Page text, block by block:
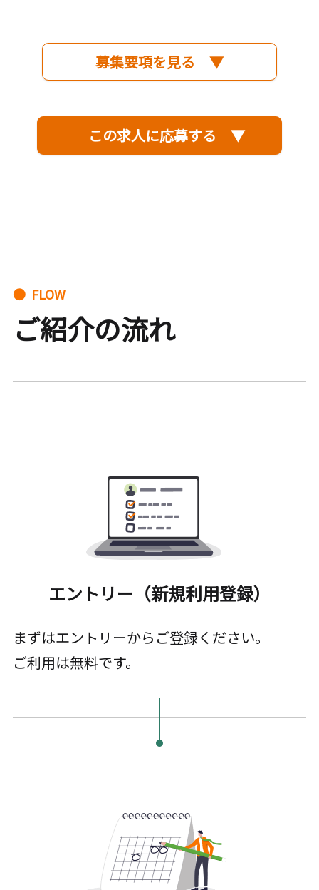
募集要項を見る ▼
この求人に応募する ▼
● FLOW
ご紹介の流れ
エントリー（新規利用登録）
まずはエントリーからご登録ください。
ご利用は無料です。